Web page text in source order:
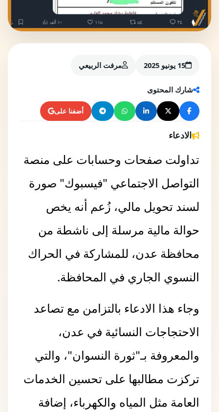
15 يونيو 2025 مرفت الربيعي
شارك المحتوى
أضفنا على
الادعاء
تداولت صفحات وحسابات على منصة
التواصل الاجتماعي "فيسبوك" صورة
لسند تحويل مالي، زُعم أنه يخص
حوالة مالية مرسلة إلى ناشطة من
محافظة عدن، للمشاركة في الحراك
النسوي الجاري في المحافظة.
وجاء هذا الادعاء بالتزامن مع تصاعد
الاحتجاجات النسائية في عدن،
والمعروفة بـ"ثورة النسوان"، والتي
تركزت مطالبها على تحسين الخدمات
العامة مثل المياه والكهرباء، إضافة